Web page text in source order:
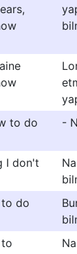
to do
-
I don't
do